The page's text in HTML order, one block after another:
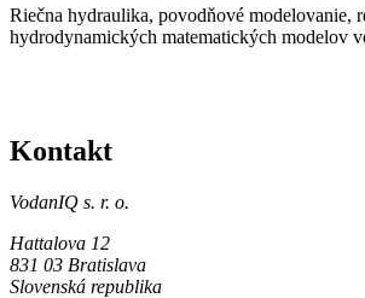
Riečna hydraulika, povodňové modelovanie,
hydrodynamických matematických modelov
Kontakt
VodanIQ s. r. o.
Hattalova 12
831 03 Bratislava
Slovenská republika